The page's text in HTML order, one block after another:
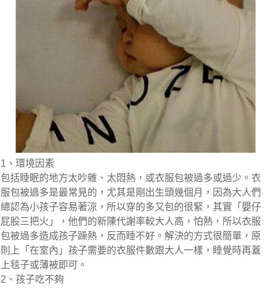
1、環境因素
包括睡眠的地方太吵雜、太悶熱，或衣服包被過多或過少。衣
服包被過多是最常見的，尤其是剛出生頭幾個月，因為大人們
總認為小孩子容易著涼，所以穿的多又包的很緊，其實「嬰仔
屁股三把火」，他們的新陳代謝率較大人高，怕熱，所以衣服
包被過多造成孩子躁熱，反而睡不好。解決的方式很簡單，原
則上「在室內」孩子需要的衣服件數跟大人一樣，睡覺時再蓋
上毯子或薄被即可。
2、孩子吃不夠